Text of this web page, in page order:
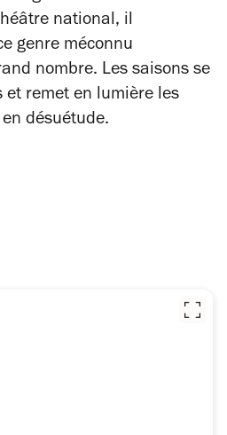
national, il
genre méconnu
nombre. Les saisons se
remet en lumière les
désuétude.